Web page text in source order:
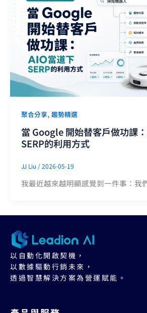
聚合分享, 趨勢精選
當 Google 開始替客戶做功課
SERP的利用方式
JJ Liu /2026-05-19
我最近越來越明顯感覺到一件事：我
以自動化開啟契機，
以數據驅動行銷未來，
透過智慧解決方案為營運賦能。